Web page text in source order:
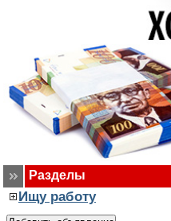
Разделы
Ищу работу